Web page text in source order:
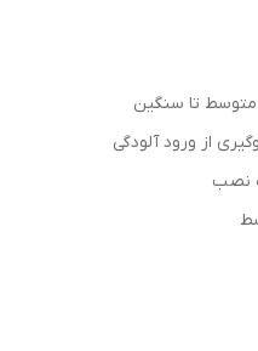
متوسط تا سنگین
از ورود آلودگی
نصب